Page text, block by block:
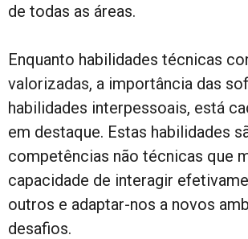
de todas as áreas.
Enquanto habilidades técnicas
valorizadas, a importância das
habilidades interpessoais, está
em destaque. Estas habilidades
competências não técnicas que
capacidade de interagir
outros e adaptar-nos a novos
desafios.